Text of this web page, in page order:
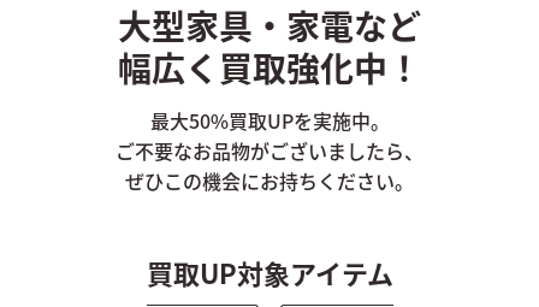
大型家具・家電など
幅広く買取強化中！
最大50%買取UPを実施中。
ご不要なお品物がございましたら、
ぜひこの機会にお持ちください。
買取UP対象アイテム